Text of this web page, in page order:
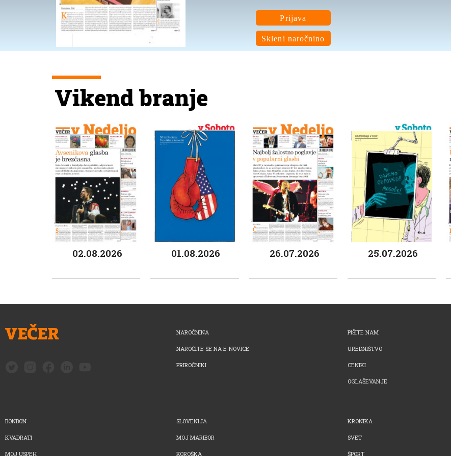
Prijava
Skleni naročnino
Vikend branje
02.08.2026 01.08.2026 26.07.2026 25.07.2026
NAROČNINA
NAROČITE SE NA E-NOVICE
PRIROČNIKI
PIŠITE NAM
UREDNIŠTVO
CENIKI
OGLAŠEVANJE
BONBON
KVADRATI
MOJ USPEH
SLOVENIJA
MOJ MARIBOR
KOROŠKA
KRONIKA
SVET
ŠPORT